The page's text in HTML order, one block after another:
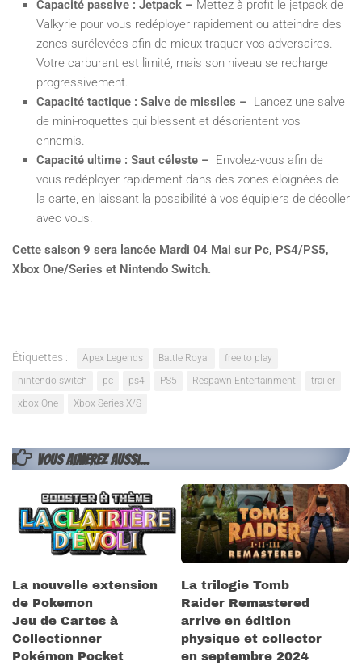
Capacité passive : Jetpack – Mettez à profit le jetpack de
Valkyrie pour vous redéployer rapidement ou atteindre des
zones surélevées afin de mieux traquer vos adversaires.
Votre carburant est limité, mais son niveau se recharge
progressivement.
Capacité tactique : Salve de missiles – Lancez une salve
de mini-roquettes qui blessent et désorientent vos
ennemis.
Capacité ultime : Saut céleste – Envolez-vous afin de
vous redéployer rapidement dans des zones éloignées de
la carte, en laissant la possibilité à vos équipiers de décoller
avec vous.
Cette saison 9 sera lancée Mardi 04 Mai sur Pc, PS4/PS5,
Xbox One/Series et Nintendo Switch.
Étiquettes : Apex Legends Battle Royal
free to play
nintendo switch
pc ps4 PS5 Respawn Entertainment
trailer
xbox One
Xbox Series X/S
VOUS AIMEREZ AUSSI...
La nouvelle extension
de Pokemon
Jeu de Cartes à
Collectionner
Pokémon Pocket
La trilogie Tomb
Raider Remastered
arrive en édition
physique et collector
en septembre 2024